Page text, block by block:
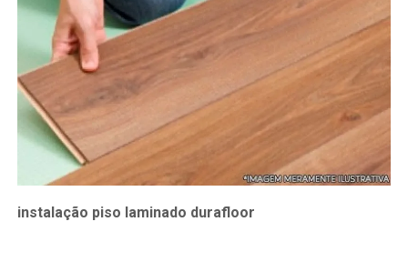
instalação piso laminado durafloor